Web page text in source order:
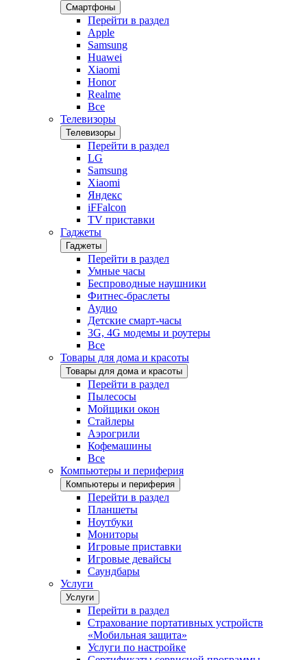
Смартфоны
Перейти в раздел
Apple
Samsung
Huawei
Xiaomi
Honor
Realme
Все
Телевизоры
Телевизоры
Перейти в раздел
LG
Samsung
Xiaomi
Яндекс
iFFalcon
TV приставки
Гаджеты
Гаджеты
Перейти в раздел
Умные часы
Беспроводные наушники
Фитнес-браслеты
Аудио
Детские смарт-часы
3G, 4G модемы и роутеры
Все
Товары для дома и красоты
Товары для дома и красоты
Перейти в раздел
Пылесосы
Мойщики окон
Стайлеры
Аэрогрили
Кофемашины
Все
Компьютеры и периферия
Компьютеры и периферия
Перейти в раздел
Планшеты
Ноутбуки
Мониторы
Игровые приставки
Игровые девайсы
Саундбары
Услуги
Услуги
Перейти в раздел
Страхование портативных устройств
«Мобильная защита»
Услуги по настройке